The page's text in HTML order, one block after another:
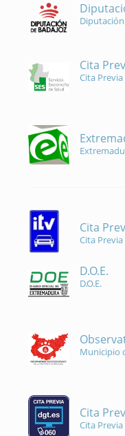
Cita
Cita Previa
Cita
Cita Previa
D.O.E.
D.O.E.
Municipio
Cita
Cita Previa